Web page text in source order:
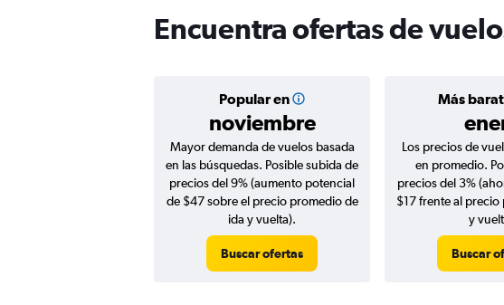
Encuentra ofertas de
Popular en
noviembre
Más
Mayor demanda de vuelos basada
en las búsquedas. Posible subida de
precios del 9% (aumento potencial
de $47 sobre el precio promedio de
ida y vuelta).
Buscar ofertas
Los precios de
en promedio.
precios del 3%
$17 frente al
y
Buscar